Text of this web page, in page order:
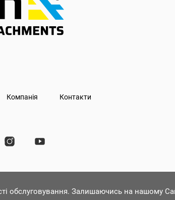
обслуговування. Залишаючись на нашому
Компанія Контакти